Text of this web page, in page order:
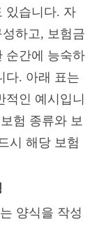
있습니다. 자
하고, 보험금
순간에 능숙하
다. 아래 표는
적인 예시입니
험 종류와 보
시 해당 보험
양식을 작성